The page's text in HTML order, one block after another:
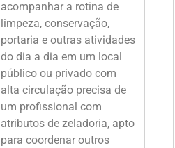
acompanhar a rotina de
limpeza, conservação,
portaria e outras atividades
do dia a dia em um local
público ou privado com
alta circulação precisa de
um profissional com
atributos de zeladoria, apto
para coordenar outros